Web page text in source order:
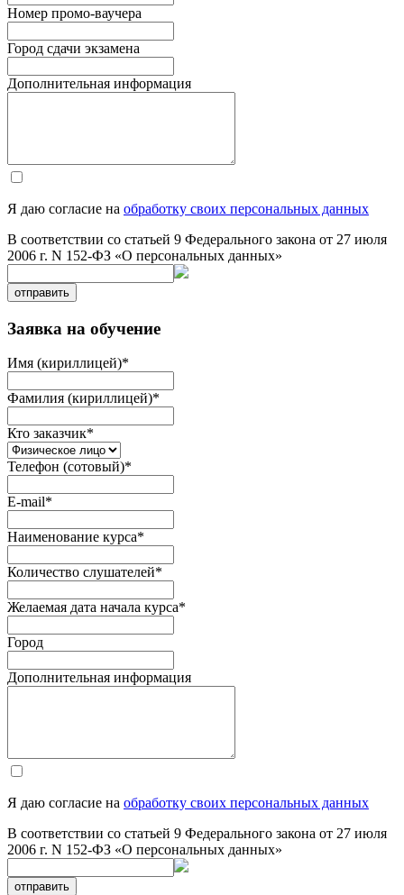
Номер промо-ваучера
Город сдачи экзамена
Дополнительная информация
Я даю согласие на обработку своих персональных данных
В соответствии со статьей 9 Федерального закона от 27 июля
2006 г. N 152-ФЗ «О персональных данных»
отправить
Заявка на обучение
Имя (кириллицей)*
Фамилия (кириллицей)*
Кто заказчик*
Телефон (сотовый)*
E-mail*
Наименование курса*
Количество слушателей*
Желаемая дата начала курса*
Город
Дополнительная информация
Я даю согласие на обработку своих персональных данных
В соответствии со статьей 9 Федерального закона от 27 июля
2006 г. N 152-ФЗ «О персональных данных»
отправить